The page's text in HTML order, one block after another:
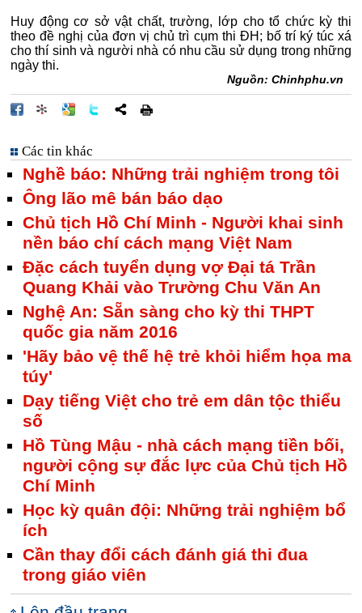
Huy động cơ sở vật chất, trường, lớp cho tổ chức kỳ thi
theo đề nghị của đơn vị chủ trì cụm thi ĐH; bố trí ký túc xá
cho thí sinh và người nhà có nhu cầu sử dụng trong những
ngày thi.
Nguồn: Chinhphu.vn
Các tin khác
Nghề báo: Những trải nghiệm trong tôi
Ông lão mê bán báo dạo
Chủ tịch Hồ Chí Minh - Người khai sinh
nền báo chí cách mạng Việt Nam
Đặc cách tuyển dụng vợ Đại tá Trần
Quang Khải vào Trường Chu Văn An
Nghệ An: Sẵn sàng cho kỳ thi THPT
quốc gia năm 2016
'Hãy bảo vệ thế hệ trẻ khỏi hiểm họa ma
túy'
Dạy tiếng Việt cho trẻ em dân tộc thiểu
số
Hồ Tùng Mậu - nhà cách mạng tiền bối,
người cộng sự đắc lực của Chủ tịch Hồ
Chí Minh
Học kỳ quân đội: Những trải nghiệm bổ
ích
Cần thay đổi cách đánh giá thi đua
trong giáo viên